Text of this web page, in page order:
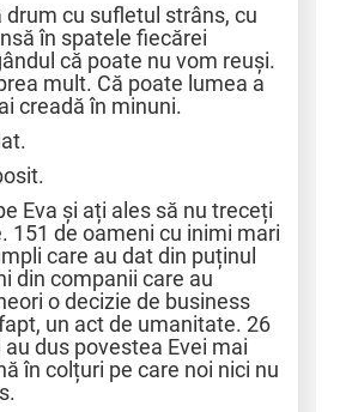
drum cu sufletul strâns, cu
în spatele fiecărei
că poate nu vom reuși.
mult. Că poate lumea a
creadă în minuni.
Eva și ați ales să nu treceți
151 de oameni cu inimi mari
care au dat din puținul
din companii care au
o decizie de business
un act de umanitate. 26
dus povestea Evei mai
în colțuri pe care noi nici nu